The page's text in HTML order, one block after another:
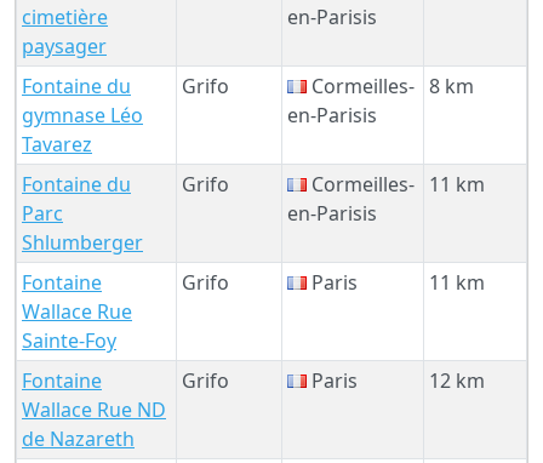
cimetière
paysager
en-Parisis
Fontaine du
gymnase Léo
Tavarez
Grifo
Cormeilles-
en-Parisis
8 km
Fontaine du
Parc
Shlumberger
Grifo
Cormeilles-
en-Parisis
11 km
Fontaine
Wallace Rue
Sainte-Foy
Grifo Paris 11 km
Fontaine
Wallace Rue ND
de Nazareth
Grifo Paris 12 km